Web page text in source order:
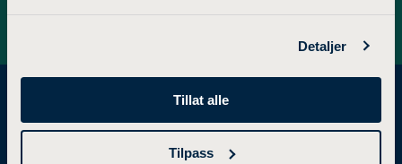
Detaljer
Tillat alle
TilpassFORSKNING